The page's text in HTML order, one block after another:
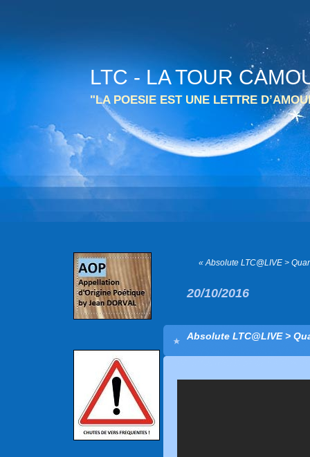
LTC - LA TOUR
"LA POESIE EST UNE LETTRE
« Absolute LTC@LIVE >
20/10/2016
Absolute LTC@LIVE >